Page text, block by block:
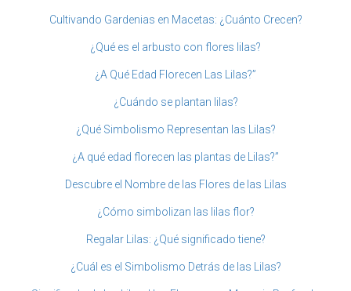
Cultivando Gardenias en Macetas: ¿Cuánto Crecen?
¿Qué es el arbusto con flores lilas?
¿A Qué Edad Florecen Las Lilas?”
¿Cuándo se plantan lilas?
¿Qué Simbolismo Representan las Lilas?
¿A qué edad florecen las plantas de Lilas?”
Descubre el Nombre de las Flores de las Lilas
¿Cómo simbolizan las lilas flor?
Regalar Lilas: ¿Qué significado tiene?
¿Cuál es el Simbolismo Detrás de las Lilas?